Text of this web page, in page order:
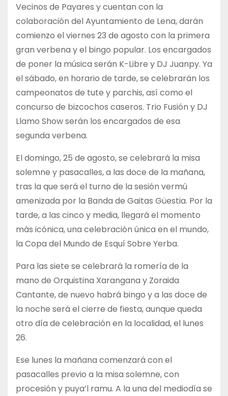
Vecinos de Payares y cuentan con la
colaboración del Ayuntamiento de Lena, darán
comienzo el viernes 23 de agosto con la primera
gran verbena y el bingo popular. Los encargados
de poner la música serán K-Libre y DJ Juanpy. Ya
el sábado, en horario de tarde, se celebrarán los
campeonatos de tute y parchis, así como el
concurso de bizcochos caseros. Trio Fusión y DJ
Llamo Show serán los encargados de esa
segunda verbena.
El domingo, 25 de agosto, se celebrará la misa
solemne y pasacalles, a las doce de la mañana,
tras la que será el turno de la sesión vermú
amenizada por la Banda de Gaitas Güestia. Por la
tarde, a las cinco y media, llegará el momento
más icónica, una celebración única en el mundo,
la Copa del Mundo de Esquí Sobre Yerba.
Para las siete se celebrará la romería de la
mano de Orquistina Xarangana y Zoraida
Cantante, de nuevo habrá bingo y a las doce de
la noche será el cierre de fiesta, aunque queda
otro día de celebración en la localidad, el lunes
26.
Ese lunes la mañana comenzará con el
pasacalles previo a la misa solemne, con
procesión y puya’l ramu. A la una del mediodía se